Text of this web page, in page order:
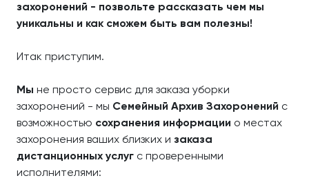
захоронений - позвольте рассказать чем мы
уникальны и как сможем быть вам полезны!
Итак приступим.
Мы не просто сервис для заказа уборки
захоронений - мы Семейный Архив Захоронений с
возможностью сохранения информации о местах
захоронения ваших близких и заказа
дистанционных услуг с проверенными
исполнителями: